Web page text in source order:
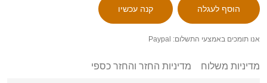
אנו תומכים באמצעי התשלום: Paypal
מדיניות משלוח מדיניות החזר והחזר כספי